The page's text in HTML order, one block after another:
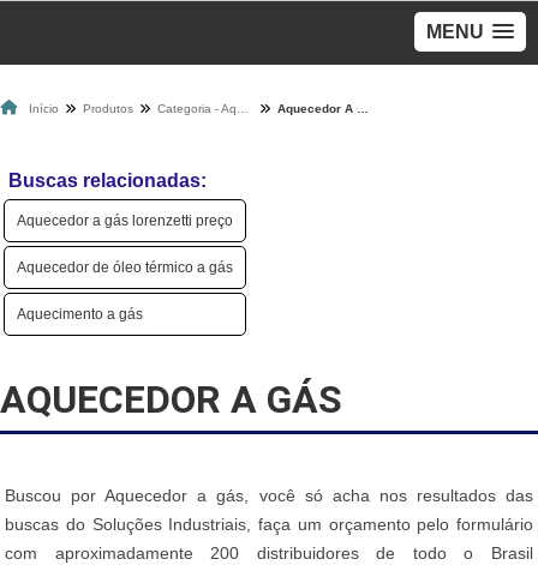
MENU
Início Produtos
Buscas relacionadas:
Aquecedor a gás lorenzetti preço
Aquecedor de óleo térmico a gás
Aquecimento a gás
AQUECEDOR A GÁS
Buscou por Aquecedor a gás, você só acha nos resultados das
buscas do Soluções Industriais, faça um orçamento pelo formulário
com aproximadamente 200 distribuidores de todo o Brasil